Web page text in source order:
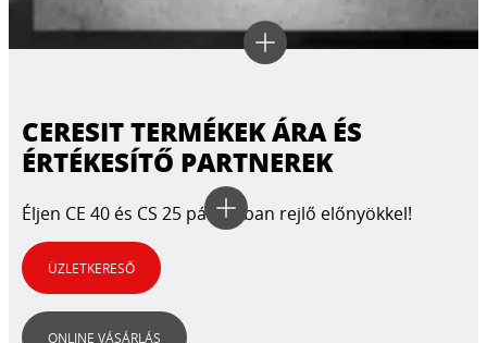
CERESIT TERMÉKEK ÁRA ÉS
ÉRTÉKESÍTŐ PARTNEREK
Éljen CE 40 és CS 25 párosában rejlő előnyökkel!
ÜZLETKERESŐ
ONLINE VÁSÁRLÁS